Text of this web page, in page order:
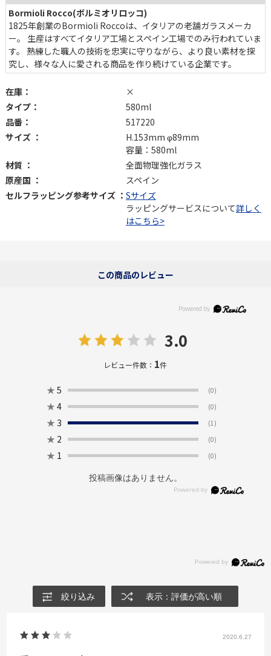
Bormioli Rocco(ボルミオリロッコ)
1825年創業のBormioli Roccoは、イタリアの老舗ガラスメーカ
ー。 生産はすべてイタリア工場とスペイン工場でのみ行われていま
す。 熟練した職人の技術を忠実に守りながら、より良い素材を探
究し、様々な人に愛される商品を作り続けている企業です。
在庫：
×
タイプ：
580ml
品番：
517220
サイズ ：
H.153mm φ89mm
容量：580ml
材質 ：
全面物理強化ガラス
原産国 ：
スペイン
セルフラッピング参考サイズ ： Sサイズ
ラッピングサービスについて詳しく
はこちら>
この商品のレビュー
3.0
レビュー件数： 1件
★ 5 (0)
★ 4 (0)
★ 3 (1)
★ 2 (0)
★ 1 (0)
投稿画像はありません。
絞り込み 表示：評価が高い順
2020.6.27